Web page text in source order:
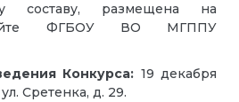
составу, размещена на
ФГБОУ ВО МГППУ
Конкурса: 19 декабря
Сретенка, д. 29.